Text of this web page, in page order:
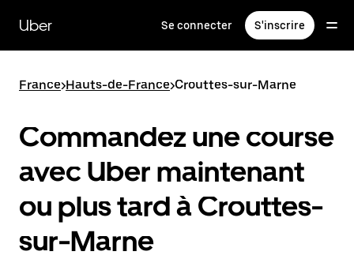
contenu
principal
Uber Se connecter S'inscrire
France>Hauts-de-France>Crouttes-sur-Marne
Commandez une course
avec Uber maintenant
ou plus tard à Crouttes-
sur-Marne